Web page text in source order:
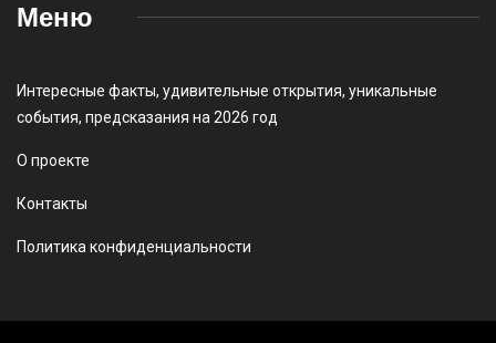
Меню
Интересные факты, удивительные открытия, уникальные
события, предсказания на 2026 год
О проекте
Контакты
Политика конфиденциальности